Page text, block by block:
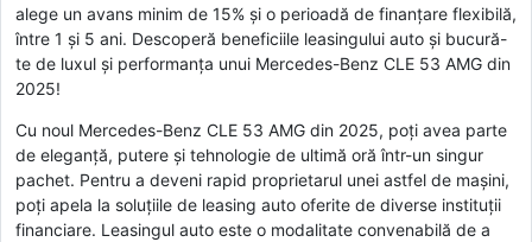
alege un avans minim de 15% și o perioadă de finanțare flexibilă,
între 1 și 5 ani. Descoperă beneficiile leasingului auto și bucură-
te de luxul și performanța unui Mercedes-Benz CLE 53 AMG din
2025!
Cu noul Mercedes-Benz CLE 53 AMG din 2025, poți avea parte
de eleganță, putere și tehnologie de ultimă oră într-un singur
pachet. Pentru a deveni rapid proprietarul unei astfel de mașini,
poți apela la soluțiile de leasing auto oferite de diverse instituții
financiare. Leasingul auto este o modalitate convenabilă de a